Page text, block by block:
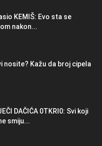
KEMlŠ: Evo sta se
nakon...
nosite? Kažu da broj cipela
DAČlĆA 0TKRl0: Svi koji
smiju...